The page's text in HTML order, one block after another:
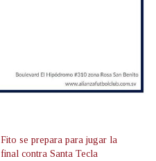
Fito se prepara para jugar la
final contra Santa Tecla